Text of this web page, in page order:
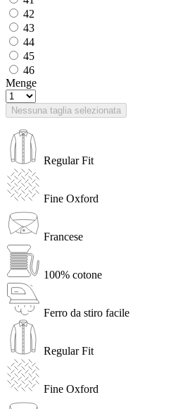
42
43
44
45
46
Menge
Nessuna taglia selezionata
Regular Fit
Fine Oxford
Francese
100% cotone
Ferro da stiro facile
Regular Fit
Fine Oxford